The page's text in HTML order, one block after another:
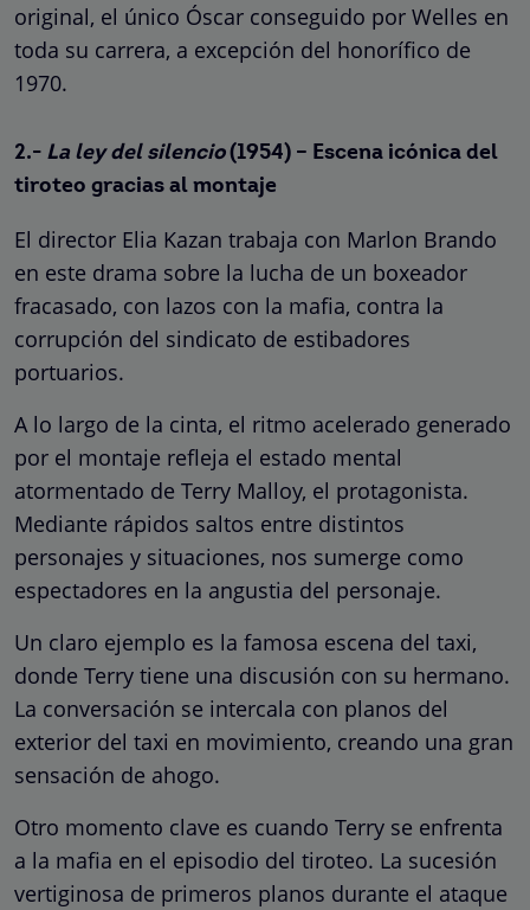
original, el único Óscar conseguido por Welles en
toda su carrera, a excepción del honorífico de
1970.
2.- La ley del silencio(1954) – Escena icónica del
tiroteo gracias al montaje
El director Elia Kazan trabaja con Marlon Brando
en este drama sobre la lucha de un boxeador
fracasado, con lazos con la mafia, contra la
corrupción del sindicato de estibadores
portuarios.
A lo largo de la cinta, el ritmo acelerado generado
por el montaje refleja el estado mental
atormentado de Terry Malloy, el protagonista.
Mediante rápidos saltos entre distintos
personajes y situaciones, nos sumerge como
espectadores en la angustia del personaje.
Un claro ejemplo es la famosa escena del taxi,
donde Terry tiene una discusión con su hermano.
La conversación se intercala con planos del
exterior del taxi en movimiento, creando una gran
sensación de ahogo.
Otro momento clave es cuando Terry se enfrenta
a la mafia en el episodio del tiroteo. La sucesión
vertiginosa de primeros planos durante el ataque